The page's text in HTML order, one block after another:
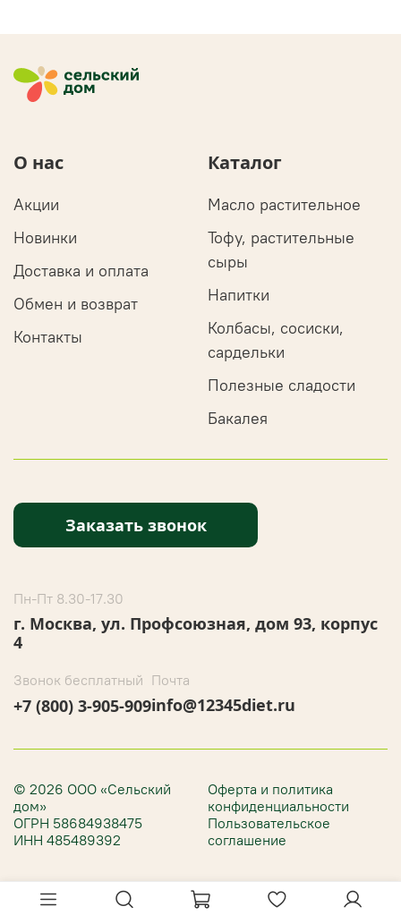
О нас
Акции
Новинки
Доставка и оплата
Обмен и возврат
Контакты
Каталог
Масло растительное
Тофу, растительные
сыры
Напитки
Колбасы, сосиски,
сардельки
Полезные сладости
Бакалея
Заказать звонок
Пн-Пт 8.30-17.30
г. Москва, ул. Профсоюзная, дом 93, корпус
4
Звонок бесплатный
+7 (800) 3-905-909
Почта
info@12345diet.ru
© 2026 ООО «Сельский
дом»
ОГРН 58684938475
ИНН 485489392
Оферта и политика
конфиденциальности
Пользовательское
соглашение